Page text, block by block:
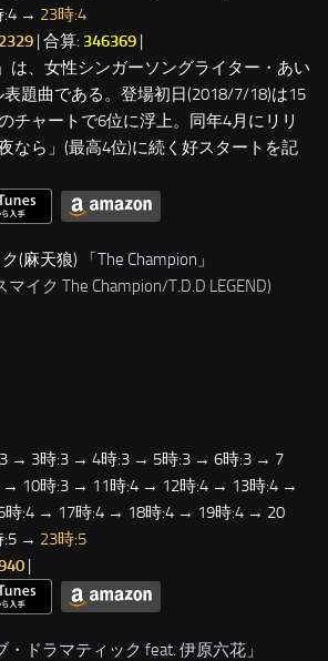
:4 → 23時:4
| 合算: 346369
は、女性シンガーソングライター・あい
題曲である。登場初日(2018/7/18)は15
チャートで6位に浮上。同年4月にリリ
なら」(最高4位)に続く好スタートを記
(麻天狼) 「The Champion 」
イク The Champion/T.D.D LEGEND)
→ 3時:3 → 4時:3 → 5時:3 → 6時:3 → 7
10時:3 → 11時:4 → 12時:4 → 13時:4 →
時:4 → 17時:4 → 18時:4 → 19時:4 → 20
:5 → 23時:5
|
・ドラマティック feat. 伊原六花 」